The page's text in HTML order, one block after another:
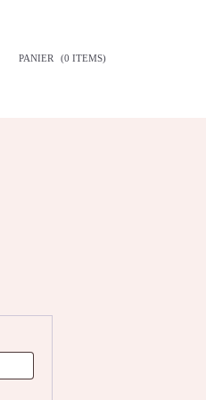
PANIER (0 ITEMS)